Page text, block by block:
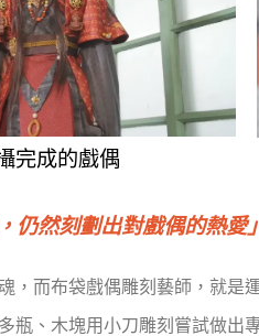
完成的戲偶
仍然刻劃出對戲偶的熱愛」
，而布袋戲偶雕刻藝師，就是
瓶、木塊用小刀雕刻嘗試做